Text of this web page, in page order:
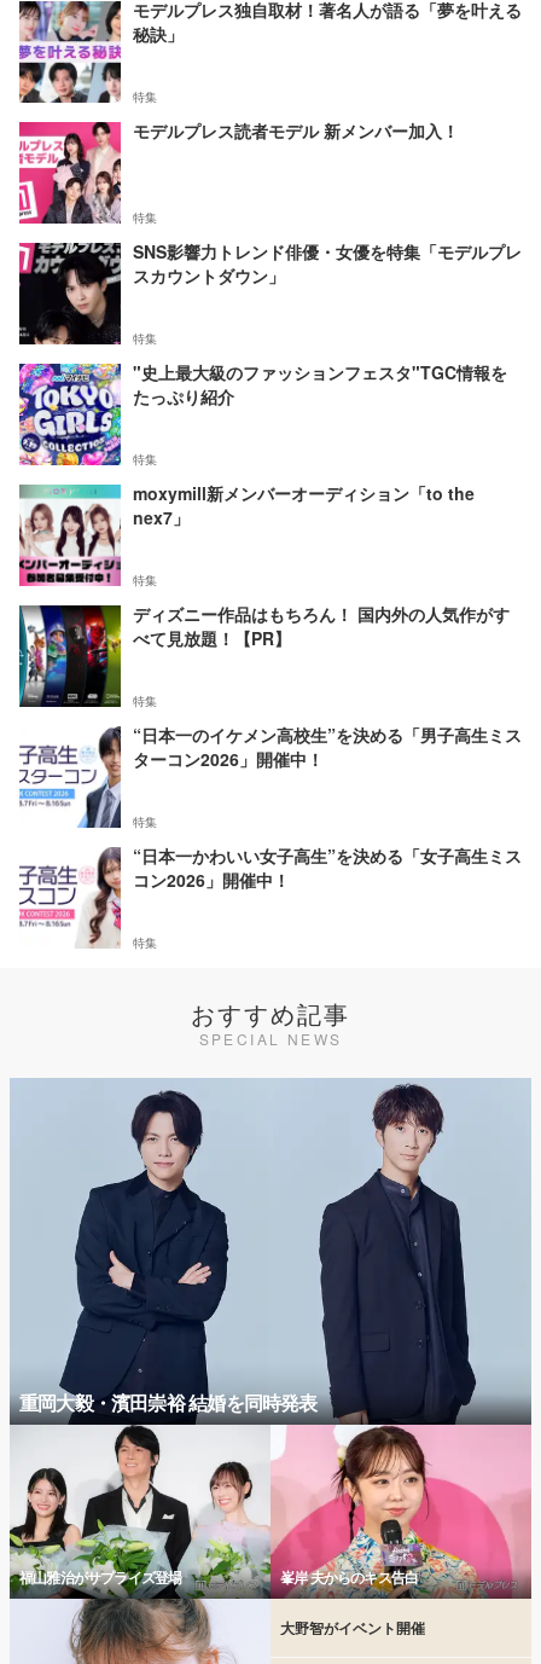
モデルプレス独自取材！著名人が語る「夢を叶える
秘訣」
特集
モデルプレス読者モデル 新メンバー加入！
特集
SNS影響力トレンド俳優・女優を特集「モデルプレ
スカウントダウン」
特集
"史上最大級のファッションフェスタ"TGC情報を
たっぷり紹介
特集
moxymill新メンバーオーディション「to the
nex7」
特集
ディズニー作品はもちろん！ 国内外の人気作がす
べて見放題！【PR】
特集
“日本一のイケメン高校生”を決める「男子高生ミス
ターコン2026」開催中！
特集
“日本一かわいい女子高生”を決める「女子高生ミス
コン2026」開催中！
特集
おすすめ記事
SPECIAL NEWS
重岡大毅・濱田崇裕 結婚を同時発表
福山雅治がサプライズ登場 峯岸 夫からのキス告白
大野智がイベント開催